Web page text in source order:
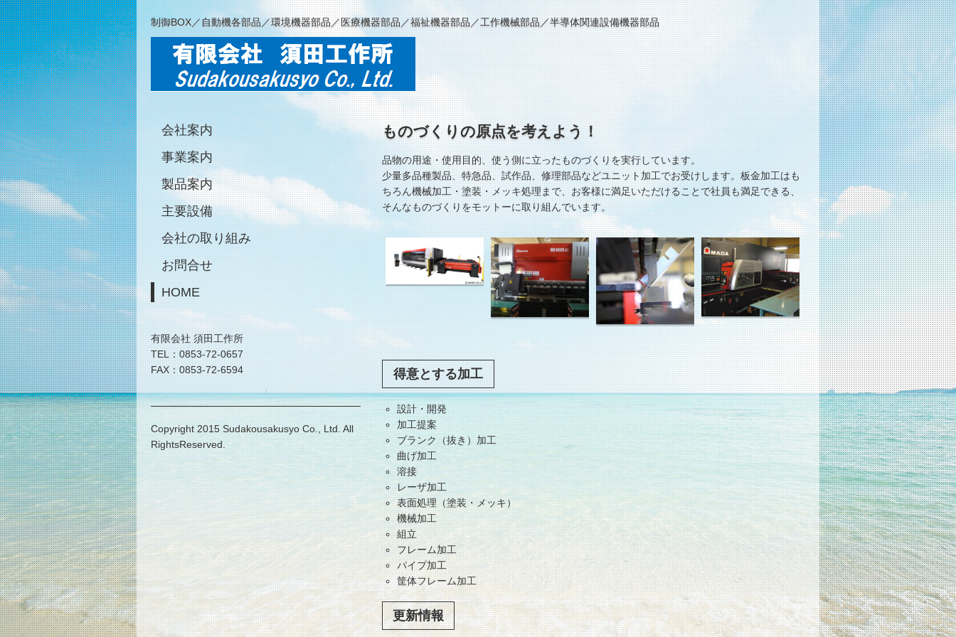
制御BOX／自動機各部品／環境機器部品／医療機器部品／福祉機器部品／工作機械部品／半導体関連設備機器部品
ものづくりの原点を考えよう！
品物の用途・使用目的、使う側に立ったものづくりを実行しています。
少量多品種製品、特急品、試作品、修理部品などユニット加工でお受けします。板金加工はも
ちろん機械加工・塗装・メッキ処理まで、お客様に満足いただけることで社員も満足できる、
そんなものづくりをモットーに取り組んでいます。
得意とする加工
設計・開発
加工提案
ブランク（抜き）加工
曲げ加工
溶接
レーザ加工
表面処理（塗装・メッキ）
機械加工
組立
フレーム加工
パイプ加工
筐体フレーム加工
更新情報
会社案内
事業案内
製品案内
主要設備
会社の取り組み
お問合せ
HOME
有限会社 須田工作所
TEL：0853-72-0657
FAX：0853-72-6594
Copyright 2015 Sudakousakusyo Co., Ltd. All
RightsReserved.